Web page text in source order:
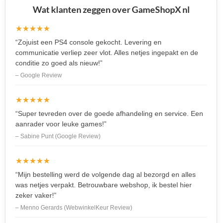
Wat klanten zeggen over GameShopX nl
★★★★★
“Zojuist een PS4 console gekocht. Levering en
communicatie verliep zeer vlot. Alles netjes ingepakt en de
conditie zo goed als nieuw!”
– Google Review
★★★★★
“Super tevreden over de goede afhandeling en service. Een
aanrader voor leuke games!”
– Sabine Punt (Google Review)
★★★★★
“Mijn bestelling werd de volgende dag al bezorgd en alles
was netjes verpakt. Betrouwbare webshop, ik bestel hier
zeker vaker!”
– Menno Gerards (WebwinkelKeur Review)